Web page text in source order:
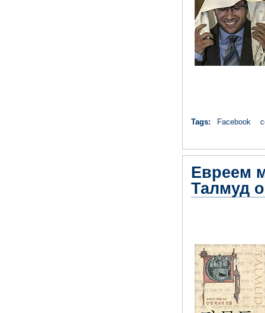
Tags: Facebook
Евреем
Талмуд